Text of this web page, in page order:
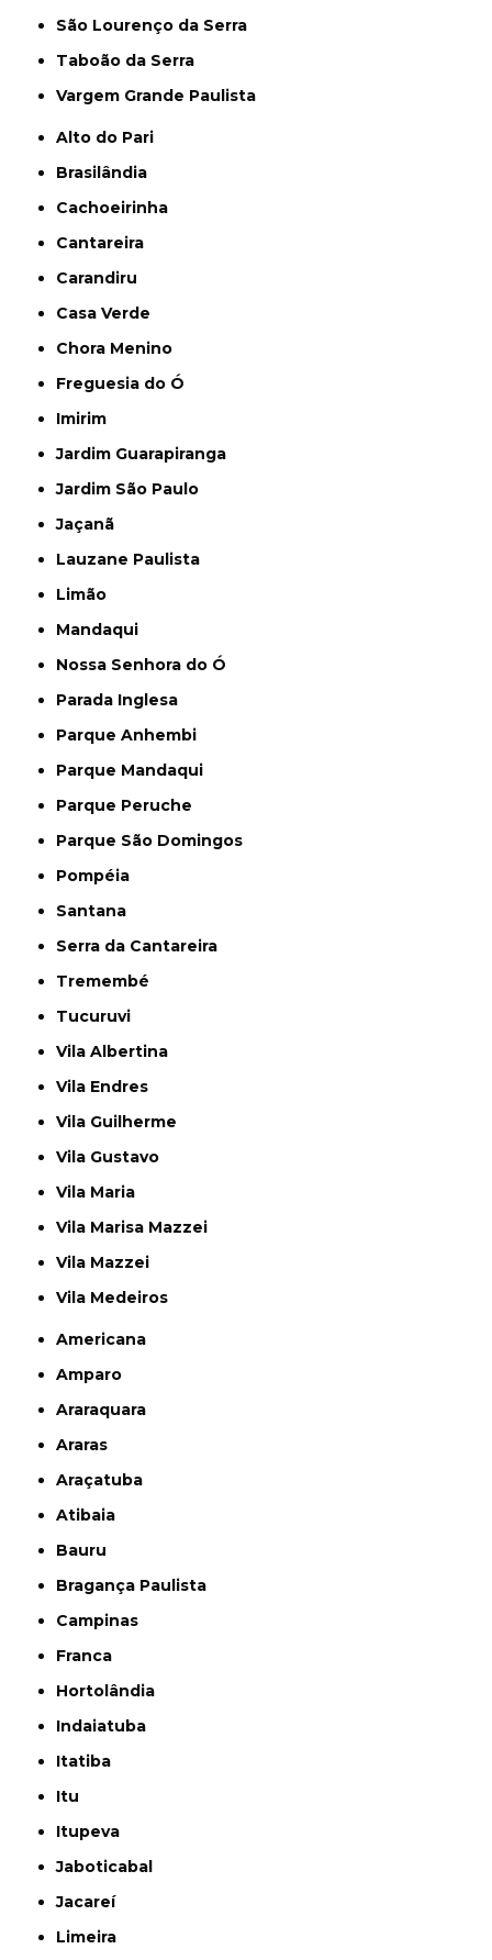
São Lourenço da Serra
Taboão da Serra
Vargem Grande Paulista
Alto do Pari
Brasilândia
Cachoeirinha
Cantareira
Carandiru
Casa Verde
Chora Menino
Freguesia do Ó
Imirim
Jardim Guarapiranga
Jardim São Paulo
Jaçanã
Lauzane Paulista
Limão
Mandaqui
Nossa Senhora do Ó
Parada Inglesa
Parque Anhembi
Parque Mandaqui
Parque Peruche
Parque São Domingos
Pompéia
Santana
Serra da Cantareira
Tremembé
Tucuruvi
Vila Albertina
Vila Endres
Vila Guilherme
Vila Gustavo
Vila Maria
Vila Marisa Mazzei
Vila Mazzei
Vila Medeiros
Americana
Amparo
Araraquara
Araras
Araçatuba
Atibaia
Bauru
Bragança Paulista
Campinas
Franca
Hortolândia
Indaiatuba
Itatiba
Itu
Itupeva
Jaboticabal
Jacareí
Limeira